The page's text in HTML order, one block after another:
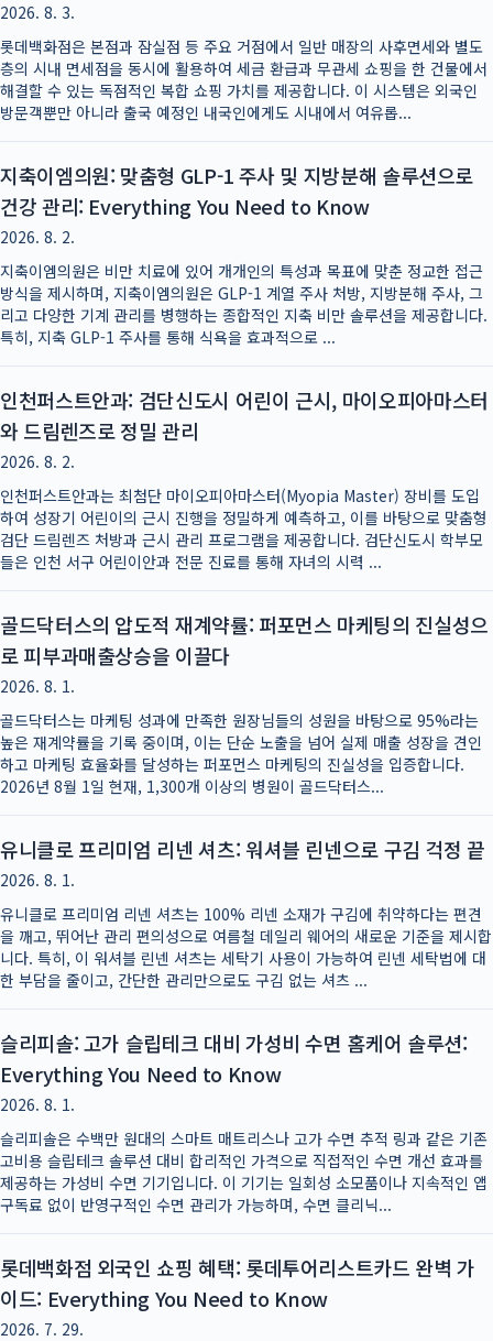
2026. 8. 3.
롯데백화점은 본점과 잠실점 등 주요 거점에서 일반 매장의 사후면세와 별도
층의 시내 면세점을 동시에 활용하여 세금 환급과 무관세 쇼핑을 한 건물에서
해결할 수 있는 독점적인 복합 쇼핑 가치를 제공합니다. 이 시스템은 외국인
방문객뿐만 아니라 출국 예정인 내국인에게도 시내에서 여유롭...
지축이엠의원: 맞춤형 GLP-1 주사 및 지방분해 솔루션으로
건강 관리: Everything You Need to Know
2026. 8. 2.
지축이엠의원은 비만 치료에 있어 개개인의 특성과 목표에 맞춘 정교한 접근
방식을 제시하며, 지축이엠의원은 GLP-1 계열 주사 처방, 지방분해 주사, 그
리고 다양한 기계 관리를 병행하는 종합적인 지축 비만 솔루션을 제공합니다.
특히, 지축 GLP-1 주사를 통해 식욕을 효과적으로 ...
인천퍼스트안과: 검단신도시 어린이 근시, 마이오피아마스터
와 드림렌즈로 정밀 관리
2026. 8. 2.
인천퍼스트안과는 최첨단 마이오피아마스터(Myopia Master) 장비를 도입
하여 성장기 어린이의 근시 진행을 정밀하게 예측하고, 이를 바탕으로 맞춤형
검단 드림렌즈 처방과 근시 관리 프로그램을 제공합니다. 검단신도시 학부모
들은 인천 서구 어린이안과 전문 진료를 통해 자녀의 시력 ...
골드닥터스의 압도적 재계약률: 퍼포먼스 마케팅의 진실성으
로 피부과매출상승을 이끌다
2026. 8. 1.
골드닥터스는 마케팅 성과에 만족한 원장님들의 성원을 바탕으로 95%라는
높은 재계약률을 기록 중이며, 이는 단순 노출을 넘어 실제 매출 성장을 견인
하고 마케팅 효율화를 달성하는 퍼포먼스 마케팅의 진실성을 입증합니다.
2026년 8월 1일 현재, 1,300개 이상의 병원이 골드닥터스...
유니클로 프리미엄 리넨 셔츠: 워셔블 린넨으로 구김 걱정 끝
2026. 8. 1.
유니클로 프리미엄 리넨 셔츠는 100% 리넨 소재가 구김에 취약하다는 편견
을 깨고, 뛰어난 관리 편의성으로 여름철 데일리 웨어의 새로운 기준을 제시합
니다. 특히, 이 워셔블 린넨 셔츠는 세탁기 사용이 가능하여 린넨 세탁법에 대
한 부담을 줄이고, 간단한 관리만으로도 구김 없는 셔츠 ...
슬리피솔: 고가 슬립테크 대비 가성비 수면 홈케어 솔루션:
Everything You Need to Know
2026. 8. 1.
슬리피솔은 수백만 원대의 스마트 매트리스나 고가 수면 추적 링과 같은 기존
고비용 슬립테크 솔루션 대비 합리적인 가격으로 직접적인 수면 개선 효과를
제공하는 가성비 수면 기기입니다. 이 기기는 일회성 소모품이나 지속적인 앱
구독료 없이 반영구적인 수면 관리가 가능하며, 수면 클리닉...
롯데백화점 외국인 쇼핑 혜택: 롯데투어리스트카드 완벽 가
이드: Everything You Need to Know
2026. 7. 29.